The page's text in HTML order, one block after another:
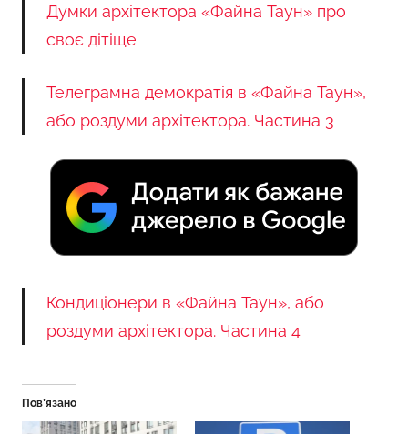
Думки архітектора «Файна Таун» про
своє дітіще
Телеграмна демократія в «Файна Таун»,
або роздуми архітектора. Частина 3
Кондиціонери в «Файна Таун», або
роздуми архітектора. Частина 4
Пов’язано